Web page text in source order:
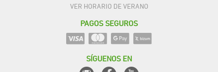
VER HORARIO DE VERANO
PAGOS SEGUROS
SÍGUENOS EN